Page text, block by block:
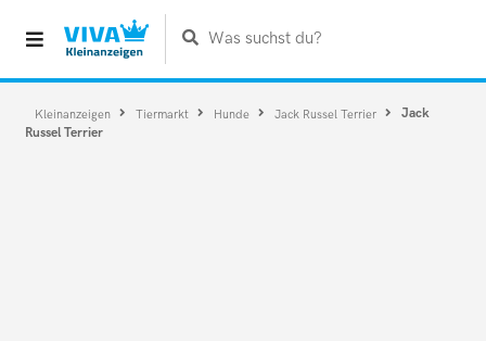
Was suchst du?
Kleinanzeigen Tiermarkt Hunde Jack Russel Terrier
Jack
Russel Terrier